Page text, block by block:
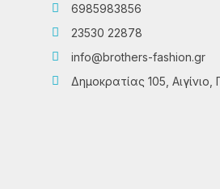
6985983856
23530 22878
info@brothers-fashion.gr
Δημοκρατίας 105, Αιγίνιο,